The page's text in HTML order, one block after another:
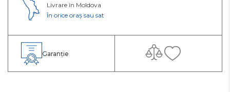
Livrare în Moldova
În orice oraș sau sat
Garanție